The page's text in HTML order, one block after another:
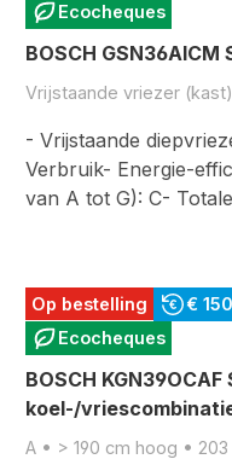
Ecocheques
BOSCH
Vrijstaande vriezer (kast)
- Vrijstaande
Verbruik- Energie-
van A tot G): C-
Op bestelling
€
Ecocheques
BOSCH
koel-/
A • > 190 cm hoog •